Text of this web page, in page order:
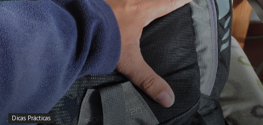
Dicas Prácticas